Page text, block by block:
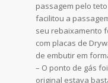
passagem pelo
facilitou a
seu rebaixamento
com placas de
de embutir em
– O ponto de gás
original estava